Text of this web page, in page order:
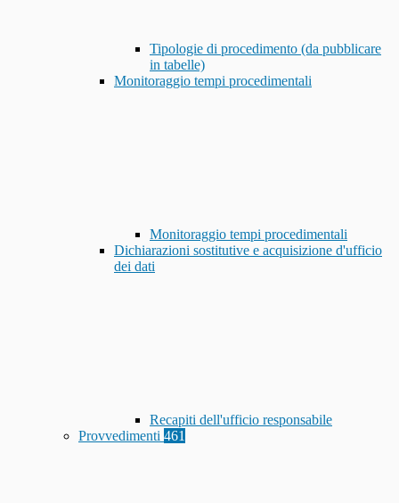
Tipologie di procedimento (da pubblicare
in tabelle)
Monitoraggio tempi procedimentali
Monitoraggio tempi procedimentali
Dichiarazioni sostitutive e acquisizione d'ufficio
dei dati
Recapiti dell'ufficio responsabile
Provvedimenti 461